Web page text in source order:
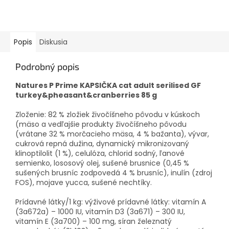
Popis Diskusia
Podrobný popis
Natures P Prime KAPSIČKA cat adult serilised GF
turkey&pheasant&cranberries 85 g
Zloženie: 82 % zložiek živočíšneho pôvodu v kúskoch
(mäso a vedľajšie produkty živočíšneho pôvodu
(vrátane 32 % morčacieho mäsa, 4 % bažanta), vývar,
cukrová repná dužina, dynamický mikronizovaný
klinoptilolit (1 %), celulóza, chlorid sodný, ľanové
semienko, lososový olej, sušené brusnice (0,45 %
sušených brusníc zodpovedá 4 % brusníc), inulín (zdroj
FOS), mojave yucca, sušené nechtíky.
Prídavné látky/1 kg: výživové prídavné látky: vitamín A
(3a672a) – 1000 IU, vitamín D3 (3a671) – 300 IU,
vitamín E (3a700) – 100 mg, síran železnatý